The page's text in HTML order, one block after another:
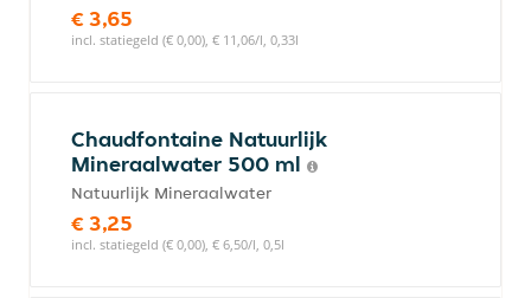
€ 3,65
incl. statiegeld (€ 0,00), € 11,06/l, 0,33l
Chaudfontaine Natuurlijk
Mineraalwater 500 ml
Natuurlijk Mineraalwater
€ 3,25
incl. statiegeld (€ 0,00), € 6,50/l, 0,5l